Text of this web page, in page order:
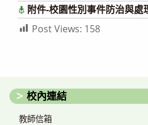
附件-校園性別事件防治與處
Post Views: 158
校內連結
教師信箱